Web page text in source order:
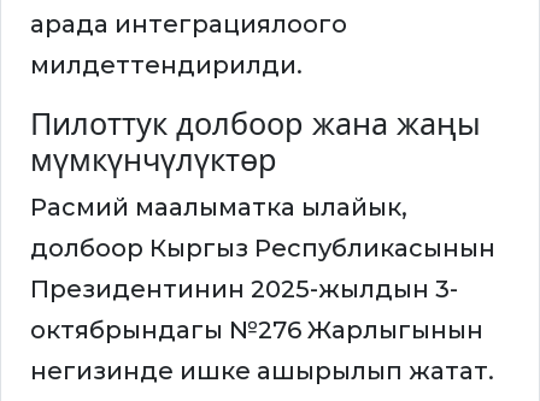
арада интеграциялоого
милдеттендирилди.
Пилоттук долбоор жана жаңы
мүмкүнчүлүктөр
Расмий маалыматка ылайык,
долбоор Кыргыз Республикасынын
Президентинин 2025-жылдын 3-
октябрындагы №276 Жарлыгынын
негизинде ишке ашырылып жатат.